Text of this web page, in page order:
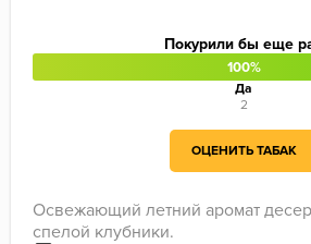
Освежающий летний аромат
спелой клубники.
Покурили бы еще
100%
Да
2
ОЦЕНИТЬ ТАБАК